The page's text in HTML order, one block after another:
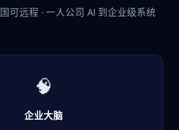
可远程 · 一人公司 AI 到企业级系统
🧠
企业大脑